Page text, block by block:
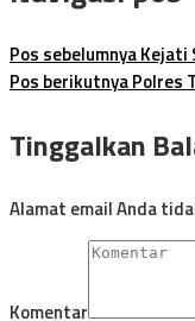
Pos sebelumnyaKejati
Pos berikutnyaPolres
Tinggalkan
Alamat email Anda
Komentar